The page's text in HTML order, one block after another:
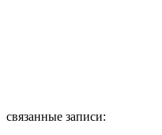
связанные записи: